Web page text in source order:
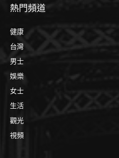
熱門頻道
健康
台灣
男士
娛樂
女士
生活
觀光
視頻